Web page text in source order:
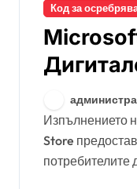
Код за
на
Изпълнението на цифрови кодове в Microsoft
Store
потребителите